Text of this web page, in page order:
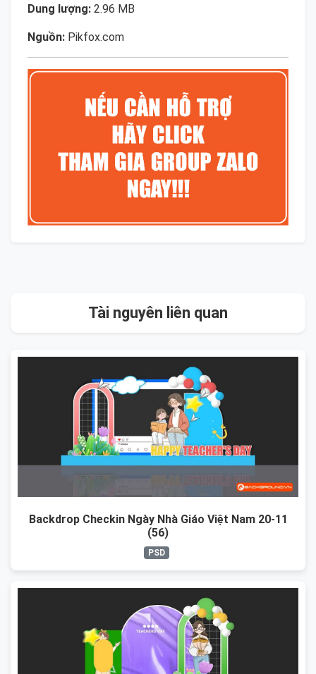
Dung lượng: 2.96 MB
Nguồn: Pikfox.com
Tài nguyên liên quan
Backdrop Checkin Ngày Nhà Giáo Việt Nam 20-11
(56)
PSD